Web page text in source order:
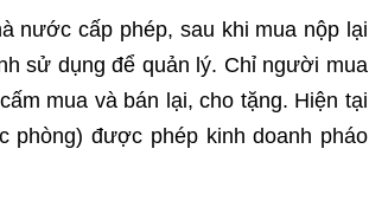
nước cấp phép, sau khi mua nộp lại
sử dụng để quản lý. Chỉ người mua
mua và bán lại, cho tặng. Hiện tại
phòng) được phép kinh doanh pháo